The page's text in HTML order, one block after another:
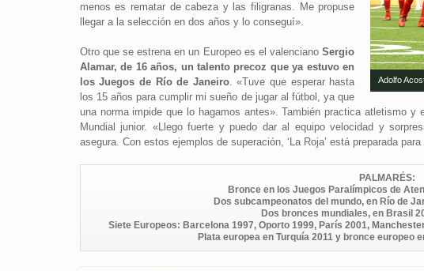
Adolfo
menos es rematar de cabeza y las filigranas. Me propuse
llegar a la selección en dos años y lo conseguí».
Otro que se estrena en un Europeo es el valencianoSergio
Alamar, de 16 años, un talento precoz que ya estuvo en
los Juegos de Río de Janeiro. «Tuve que esperar hasta
los 15 años para cumplir mi sueño de jugar al fútbol, ya que
una norma impide que lo hagamos antes». También practica atletismo
Mundial junior. «Llego fuerte y puedo dar al equipo velocidad y
asegura. Con estos ejemplos de superación, ‘La Roja’ está preparada
PALMARÉS:
Bronce en los Juegos Paralímpicos de
Dos subcampeonatos del mundo, en Río de
Dos bronces mundiales, en Brasil
Siete Europeos: Barcelona 1997, Oporto 1999, París 2001,
Plata europea en Turquía 2011 y bronce europeo